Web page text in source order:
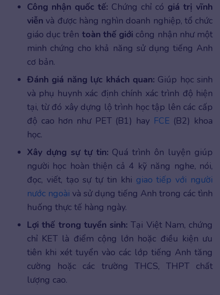
Công nhận quốc tế: Chứng chỉ có giá trị vĩnh
viễn và được hàng nghìn doanh nghiệp, tổ chức
giáo dục trên toàn thế giới công nhận như một
minh chứng cho khả năng sử dụng tiếng Anh
cơ bản.
Đánh giá năng lực khách quan: Giúp học sinh
và phụ huynh xác định chính xác trình độ hiện
tại, từ đó xây dựng lộ trình học tập lên các cấp
độ cao hơn như PET (B1) hay FCE (B2) khoa
học.
Xây dựng sự tự tin: Quá trình ôn luyện giúp
người học hoàn thiện cả 4 kỹ năng nghe, nói,
đọc, viết, tạo sự tự tin khi giao tiếp với người
nước ngoài và sử dụng tiếng Anh trong các tình
huống thực tế hàng ngày.
Lợi thế trong tuyển sinh: Tại Việt Nam, chứng
chỉ KET là điểm cộng lớn hoặc điều kiện ưu
tiên khi xét tuyển vào các lớp tiếng Anh tăng
cường hoặc các trường THCS, THPT chất
lượng cao.